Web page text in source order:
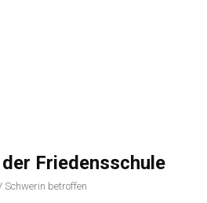
Friedensschule
Schwerin betroffen